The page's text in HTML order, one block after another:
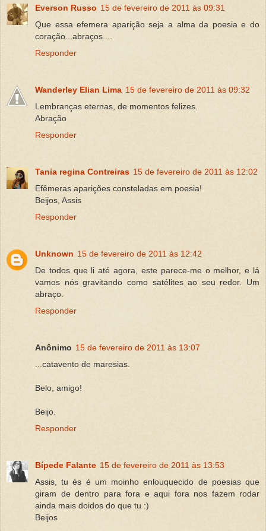
Everson Russo 15 de fevereiro de 2011 às 09:31
Que essa efemera aparição seja a alma da poesia e do
coração...abraços....
Responder
Wanderley Elian Lima 15 de fevereiro de 2011 às 09:32
Lembranças eternas, de momentos felizes.
Abração
Responder
Tania regina Contreiras 15 de fevereiro de 2011 às 12:02
Efêmeras aparições consteladas em poesia!
Beijos, Assis
Responder
Unknown 15 de fevereiro de 2011 às 12:42
De todos que li até agora, este parece-me o melhor, e lá
vamos nós gravitando como satélites ao seu redor. Um
abraço.
Responder
Anônimo 15 de fevereiro de 2011 às 13:07
...catavento de maresias.
Belo, amigo!
Beijo.
Responder
Bípede Falante 15 de fevereiro de 2011 às 13:53
Assis, tu és é um moinho enlouquecido de poesias que
giram de dentro para fora e aqui fora nos fazem rodar
ainda mais doidos do que tu :)
Beijos